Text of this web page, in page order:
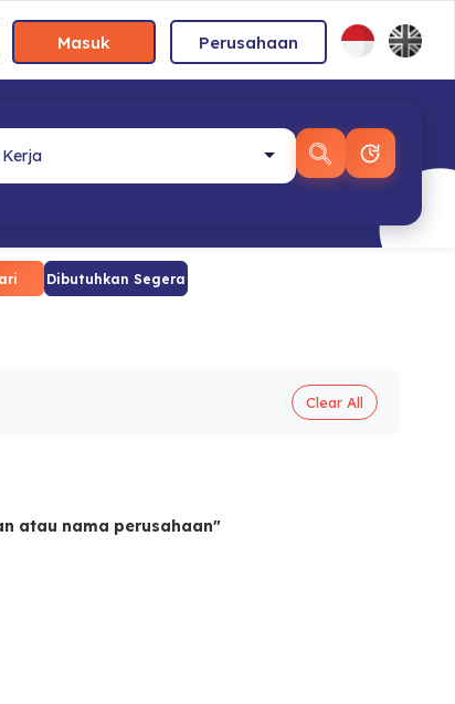
Masuk Perusahaan
Dibutuhkan Segera
Clear All
atau nama perusahaan"